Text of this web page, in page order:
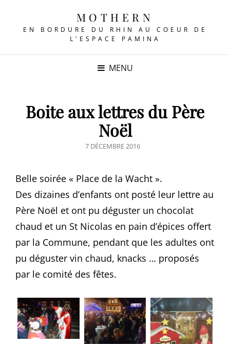
MOTHERN
EN BORDURE DU RHIN AU COEUR DE
L'ESPACE PAMINA
MENU
Boite aux lettres du Père
Noël
POSTED
7 DÉCEMBRE 2016
Belle soirée « Place de la Wacht ».
Des dizaines d’enfants ont posté leur lettre au
Père Noël et ont pu déguster un chocolat
chaud et un St Nicolas en pain d’épices offert
par la Commune, pendant que les adultes ont
pu déguster vin chaud, knacks … proposés
par le comité des fêtes.